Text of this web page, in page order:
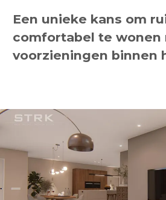
Een unieke kans om
comfortabel te wonen
voorzieningen binnen